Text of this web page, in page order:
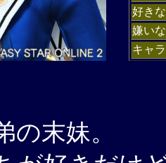
好き
嫌い
キャ
の末妹。